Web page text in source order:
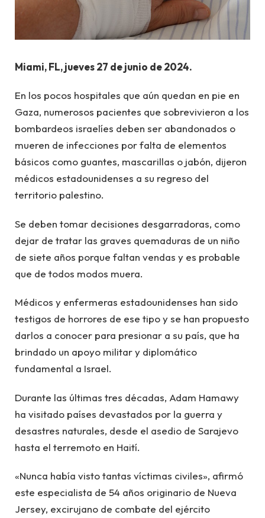
Miami, FL, jueves 27 de junio de 2024.
En los pocos hospitales que aún quedan en pie en
Gaza, numerosos pacientes que sobrevivieron a los
bombardeos israelíes deben ser abandonados o
mueren de infecciones por falta de elementos
básicos como guantes, mascarillas o jabón, dijeron
médicos estadounidenses a su regreso del
territorio palestino.
Se deben tomar decisiones desgarradoras, como
dejar de tratar las graves quemaduras de un niño
de siete años porque faltan vendas y es probable
que de todos modos muera.
Médicos y enfermeras estadounidenses han sido
testigos de horrores de ese tipo y se han propuesto
darlos a conocer para presionar a su país, que ha
brindado un apoyo militar y diplomático
fundamental a Israel.
Durante las últimas tres décadas, Adam Hamawy
ha visitado países devastados por la guerra y
desastres naturales, desde el asedio de Sarajevo
hasta el terremoto en Haití.
«Nunca había visto tantas víctimas civiles», afirmó
este especialista de 54 años originario de Nueva
Jersey, excirujano de combate del ejército